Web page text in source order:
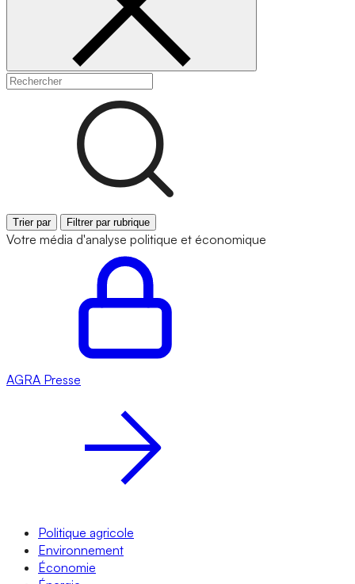
Trier par Filtrer par rubrique
Votre média d'analyse politique et économique
AGRA Presse
Politique agricole
Environnement
Économie